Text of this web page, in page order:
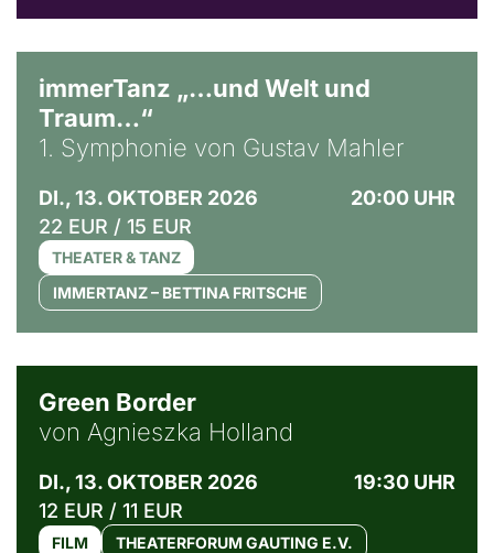
immerTanz „…und Welt und
Traum…“
1. Symphonie von Gustav Mahler
DI., 13. OKTOBER 2026
20:00 UHR
22 EUR / 15 EUR
THEATER & TANZ
IMMERTANZ – BETTINA FRITSCHE
Green Border
von Agnieszka Holland
DI., 13. OKTOBER 2026
19:30 UHR
12 EUR / 11 EUR
FILM THEATERFORUM GAUTING E.V.